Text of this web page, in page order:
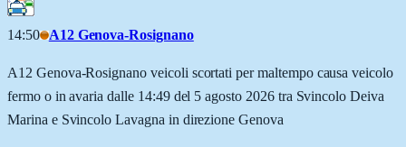
14:50 A12 Genova-Rosignano
A12 Genova-Rosignano veicoli scortati per maltempo causa veicolo
fermo o in avaria dalle 14:49 del 5 agosto 2026 tra Svincolo Deiva
Marina e Svincolo Lavagna in direzione Genova